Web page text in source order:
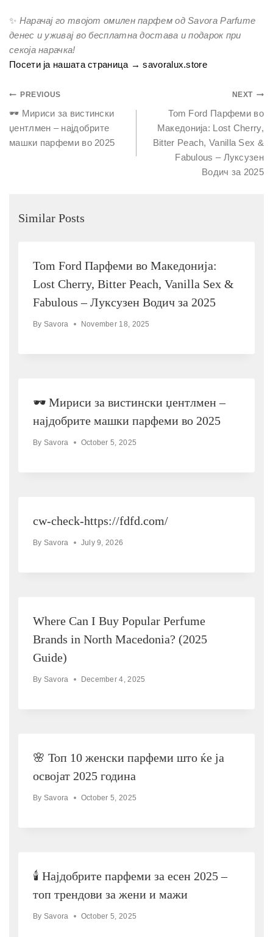
✨ Нарачај го твојот омилен парфем од Savora Parfume
денес и уживај во бесплатна достава и подарок при
секоја нарачка!
Посети ја нашата страница → savoralux.store
PREVIOUS
🕶 Мириси за вистински
џентлмен – најдобрите
машки парфеми во 2025
NEXT
Tom Ford Парфеми во
Македонија: Lost Cherry,
Bitter Peach, Vanilla Sex &
Fabulous – Луксузен
Водич за 2025
Similar Posts
Tom Ford Парфеми во Македонија:
Lost Cherry, Bitter Peach, Vanilla Sex &
Fabulous – Луксузен Водич за 2025
By Savora November 18, 2025
🕶 Мириси за вистински џентлмен –
најдобрите машки парфеми во 2025
By Savora October 5, 2025
cw-check-https://fdfd.com/
By Savora July 9, 2026
Where Can I Buy Popular Perfume
Brands in North Macedonia? (2025
Guide)
By Savora December 4, 2025
🌸 Топ 10 женски парфеми што ќе ја
освојат 2025 година
By Savora October 5, 2025
🕯 Најдобрите парфеми за есен 2025 –
топ трендови за жени и мажи
By Savora October 5, 2025